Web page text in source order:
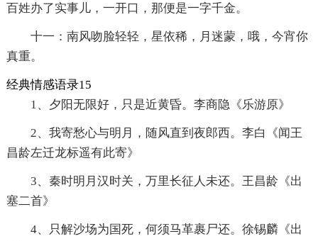
百姓办了实事儿，一开口，那便是一字千金。
十一：南风吻脸轻轻，星依稀，月迷蒙，哦，今宵你
真重。
经典情感语录15
1、夕阳无限好，只是近黄昏。李商隐《乐游原》
2、我寄愁心与明月，随风直到夜郎西。李白《闻王
昌龄左迁龙标遥有此寄》
3、秦时明月汉时关，万里长征人未还。王昌龄《出
塞二首》
4、只解沙场为国死，何须马革裹尸还。徐锡麟《出